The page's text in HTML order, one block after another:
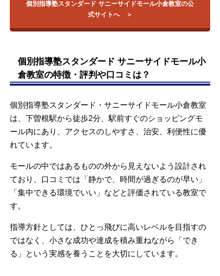
個別指導塾スタンダード サニーサイドモール小倉教室の公
式サイトへ
個別指導塾スタンダード サニーサイドモール小
倉教室の特徴・評判や口コミは？
個別指導塾スタンダード・サニーサイドモール小倉教室
は、下曽根駅から徒歩2分、駅前すぐのショッピングモ
ール内にあり、アクセスのしやすさ、治安、利便性に優
れています。
モールの中ではあるものの外から見えないよう設計され
ており、口コミでは「静かで、時間が過ぎるのが早い」
「集中できる環境でいい」などと評価されている教室で
す。
指導方針としては、ひとっ飛びに高いレベルを目指すの
ではなく、小さな成功や達成を積み重ねながら「でき
る」という実感を養うことを大切にしています。